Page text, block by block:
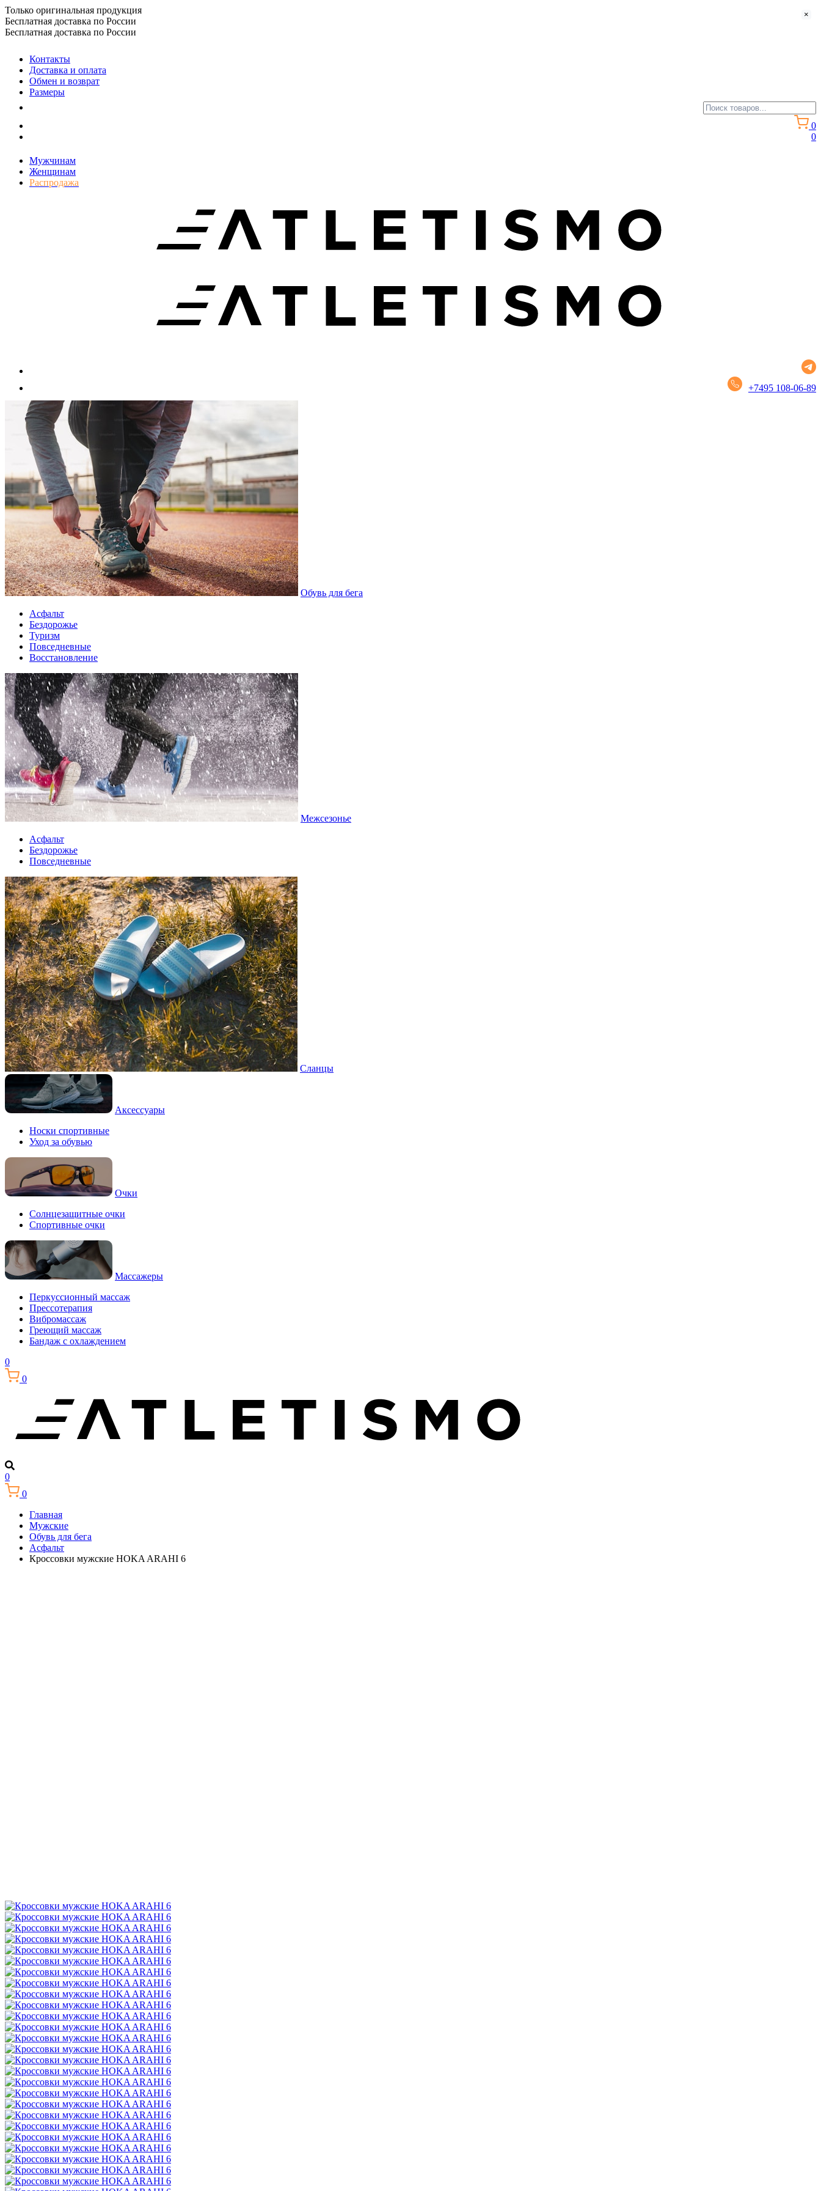
Только оригинальная продукция
Бесплатная доставка по России
Бесплатная доставка по России
Контакты
Доставка и оплата
Обмен и возврат
Размеры
0
0
Мужчинам
Женщинам
Распродажа
+7495 108-06-89
Обувь для бега
Асфальт
Бездорожье
Туризм
Повседневные
Восстановление
Межсезонье
Асфальт
Бездорожье
Повседневные
Сланцы
Аксессуары
Носки спортивные
Уход за обувью
Очки
Солнцезащитные очки
Спортивные очки
Массажеры
Перкуссионный массаж
Прессотерапия
Вибромассаж
Греющий массаж
Бандаж с охлаждением
0
0
0
0
Главная
Мужские
Обувь для бега
Асфальт
Кроссовки мужские HOKA ARAHI 6
×